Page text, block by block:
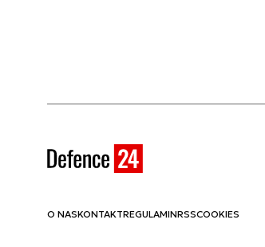
O NASKONTAKTREGULAMINRSSCOOKIES